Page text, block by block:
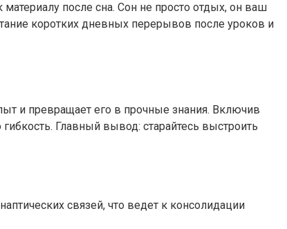
после сна. Сон не просто отдых, он ваш
коротких дневных перерывов после уроков и
и превращает его в прочные знания. Включив
Главный вывод: старайтесь выстроить
связей, что ведет к консолидации